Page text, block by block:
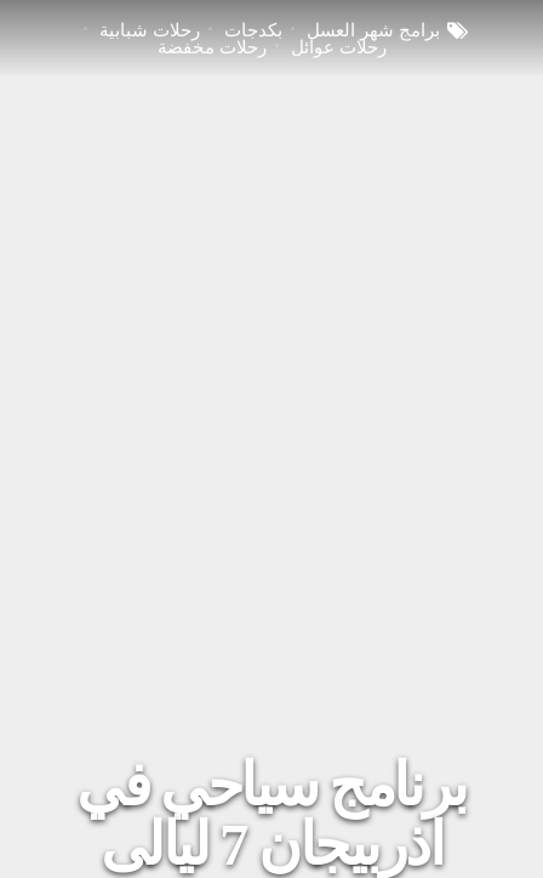
برامج شهر العسل بكدجات
رحلات شبابية
رحلات عوائل
رحلات مخفضة
برنامج سياحي في
اذربيجان 7 ليالى